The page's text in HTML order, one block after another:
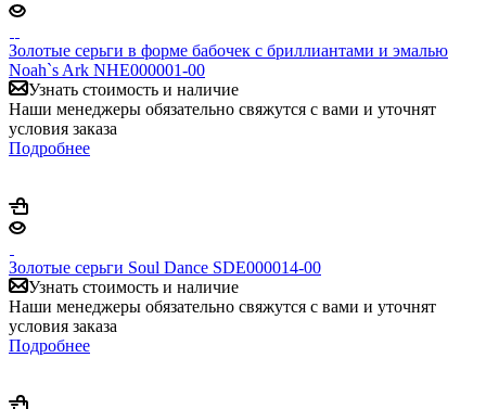
Золотые серьги в форме бабочек с бриллиантами и эмалью
Noah`s Ark NHE000001-00
Узнать стоимость и наличие
Наши менеджеры обязательно свяжутся с вами и уточнят
условия заказа
Подробнее
Золотые серьги Soul Dance SDE000014-00
Узнать стоимость и наличие
Наши менеджеры обязательно свяжутся с вами и уточнят
условия заказа
Подробнее